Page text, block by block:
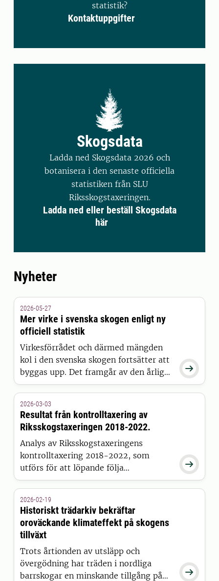
statistik?
Kontaktuppgifter
Skogsdata
Ladda ned Skogsdata 2026 och
botanisera i den senaste officiella
statistiken från SLU
Riksskogstaxeringen.
Ladda ned eller beställ Skogsdata
här
Nyheter

2026-05-27
Mer virke i svenska skogen enligt ny
officiell statistik
Virkesförrådet och därmed mängden
kol i den svenska skogen fortsätter att
byggas upp. Det framgår av den årliga
officiella statistiken, Skogsdata 2026,

2026-03-03
Resultat från kontrolltaxering av
Riksskogstaxeringen 2018-2022.
Analys av Riksskogstaxeringens
kontrolltaxering 2018-2022, som
utförs för att löpande följa
tillförlitligheten i insamlat data, visar
tillfredställande (sammanfattande
tabeller sist i rapporten).

2026-02-19
Historiskt trädarkiv bekräftar
oroväckande klimateffekt på skogens
tillväxt
Trots årtionden av utsläpp och
övergödning har träden i nordliga
barrskogar en minskande tillgång på